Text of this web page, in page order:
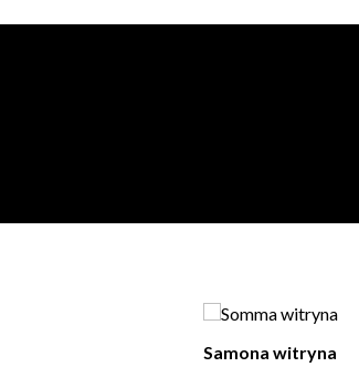
Samona witryna